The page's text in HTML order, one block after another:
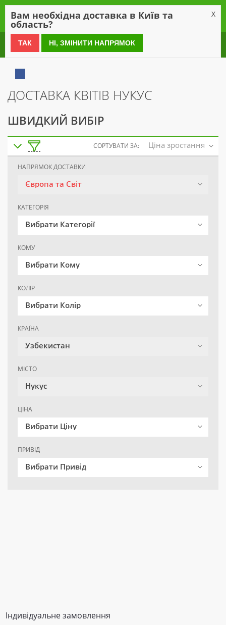
0 800 21 54 55
ДОСТАВКА КВІТІВ НУКУС
ШВИДКИЙ ВИБІР
СОРТУВАТИ ЗА: Ціна зростання
НАПРЯМОК ДОСТАВКИ
Європа та Світ
КАТЕГОРІЯ
Вибрати Категорії
КОМУ
Вибрати Кому
КОЛІР
Вибрати Колір
КРАЇНА
Узбекистан
МІСТО
Нукус
ЦІНА
Вибрати Ціну
ПРИВІД
Вибрати Привід
Індивідуальне замовлення
Вам необхідна доставка в Київ та
область?
X
ТАК НІ, ЗМІНИТИ НАПРЯМОК